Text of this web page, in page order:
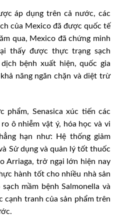
áp dụng trên cả nước, các
của Mexico đã được quốc tế
qua, Mexico đã chứng minh
thấy được thực trạng sạch
bệnh xuất hiện, quốc gia
năng ngăn chặn và diệt trừ
phẩm, Senasica xúc tiến các
ô nhiễm vật ý, hóa học và vi
hạn như: Hệ thống giảm
Sử dụng và quản lý tốt thuốc
Arriaga, trở ngại lớn hiện nay
hành tốt cho nhiều nhà sản
mầm bệnh Salmonella và
tranh của sản phẩm trên